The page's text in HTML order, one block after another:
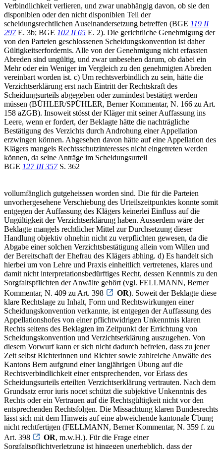
Verbindlichkeit verlieren, und zwar unabhängig davon, ob sie den
disponiblen oder den nicht disponiblen Teil der
scheidungsrechtlichen Auseinandersetzung betreffen (BGE 119 II
297E. 3b; BGE 102 II 65 E. 2). Die gerichtliche Genehmigung der
von den Parteien geschlossenen Scheidungskonvention ist daher
Gültigkeitserfordernis. Alle von der Genehmigung nicht erfassten
Abreden sind ungültig, und zwar unbesehen darum, ob dabei ein
Mehr oder ein Weniger im Vergleich zu den genehmigten Abreden
vereinbart worden ist. c) Um rechtsverbindlich zu sein, hätte die
Verzichtserklärung erst nach Eintritt der Rechtskraft des
Scheidungsurteils abgegeben oder zumindest bestätigt werden
müssen (BÜHLER/SPÜHLER, Berner Kommentar, N. 166 zu Art.
158 aZGB). Insoweit stösst der Kläger mit seiner Auffassung ins
Leere, wenn er fordert, der Beklagte hätte die nachträgliche
Bestätigung des Verzichts durch Androhung einer Appellation
erzwingen können. Abgesehen davon hätte auf eine Appellation des
Klägers mangels Rechtsschutzinteresses nicht eingetreten werden
können, da seine Anträge im Scheidungsurteil
BGE 127 III 357S. 362
vollumfänglich gutgeheissen worden sind. Die für die Parteien
unvorhergesehene Verschiebung des Urteilszeitpunktes konnte somit
entgegen der Auffassung des Klägers keinerlei Einfluss auf die
Ungültigkeit der Verzichtserklärung haben. Ausserdem wäre der
Beklagte mangels rechtlicher Mittel zur Durchsetzung dieser
Handlung objektiv ohnehin nicht zu verpflichten gewesen, da die
Abgabe einer solchen Verzichtsbestätigung allein vom Willen und
der Bereitschaft der Ehefrau des Klägers abhing. d) Es handelt sich
hierbei um von Lehre und Praxis einheitlich vertretenes, klares und
damit nicht interpretationsbedürftiges Recht, dessen Kenntnis zu den
Sorgfaltspflichten der Anwälte gehört (vgl. FELLMANN, Berner
Kommentar, N. 409 zu Art. 398
OR). Soweit der Beklagte diese
klare Rechtslage zu Inhalt, Form und Rechtswirkungen einer
Scheidungskonvention verkannte, ist entgegen der Auffassung des
Appellationshofes von einer pflichtwidrigen Unkenntnis klaren
Rechts seitens des Beklagten im Zeitpunkt der Errichtung von
Scheidungskonvention und Verzichtserklärung auszugehen. Von
diesem Vorwurf kann er sich nicht dadurch befreien, dass zu jener
Zeit selbst Richterinnen und Richter sowie zahlreiche Anwälte des
Kantons Bern aufgrund einer langjährigen Übung auf die
Rechtsverbindlichkeit einer entsprechenden, vor Erlass des
Scheidungsurteils erteilten Verzichtserklärung vertrauten. Nach dem
Grundsatz error iuris nocet schützt die subjektive Unkenntnis des
Rechts oder ein Vertrauen auf die Rechtsgültigkeit nicht vor den
entsprechenden Rechtsfolgen. Die Missachtung klaren Bundesrechts
lässt sich mit dem Hinweis auf eine abweichende kantonale Übung
nicht rechtfertigen (FELLMANN, Berner Kommentar, N. 359 f. zu
Art. 398
OR, m.w.H.). Für die Frage einer
Sorgfaltspflichtverletzung ist hingegen unerheblich, dass der